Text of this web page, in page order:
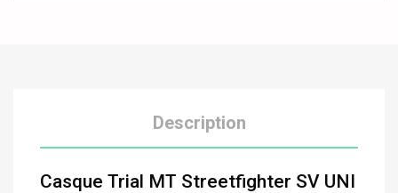
Description
Casque Trial MT Streetfighter SV UNI